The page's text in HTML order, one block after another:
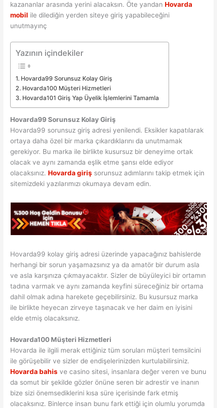
kazananlar arasında yerini alacaksın. Öte yandanHovarda
mobil ile dilediğin yerden siteye giriş yapabileceğini
unutmayınç
Yazının içindekiler
Hovarda99 Sorunsuz Kolay Giriş
Hovarda100 Müşteri Hizmetleri
Hovarda101 Giriş Yap Üyelik İşlemlerini Tamamla
Hovarda99 Sorunsuz Kolay Giriş
Hovarda99 sorunsuz giriş adresi yenilendi. Eksikler kapatılarak
ortaya daha özel bir marka çıkardıklarını da unutmamak
gerekiyor. Bu marka ile birlikte kusursuz bir deneyime ortak
olacak ve aynı zamanda eşlik etme şansı elde ediyor
olacaksınız.Hovarda giriş sorunsuz adımlarını takip etmek için
sitemizdeki yazılarımızı okumaya devam edin.
Hovarda99 kolay giriş adresi üzerinde yapacağınız bahislerde
herhangi bir sorun yaşamazsınız ya da amatör bir durum asla
ve asla karşınıza çıkmayacaktır. Sizler de büyüleyici bir ortamın
tadına varmak ve aynı zamanda keyfini süreceğiniz bir ortama
dahil olmak adına harekete geçebilirsiniz. Bu kusursuz marka
ile birlikte heyecan zirveye taşınacak ve her daim en iyisini
elde etmiş olacaksınız.
Hovarda100 Müşteri Hizmetleri
Hovarda ile ilgili merak ettiğiniz tüm soruları müşteri temsilcini
ile görüşebilir ve sizler de endişelerinizden kurtulabilirsiniz.
Hovarda bahis ve casino sitesi, insanlara değer veren ve bunu
da somut bir şekilde gözler önüne seren bir adrestir ve inanın
bize sizi önemsediklerini kısa süre içerisinde fark etmiş
olacaksınız. Binlerce insan bunu fark ettiği için olumlu yorumda